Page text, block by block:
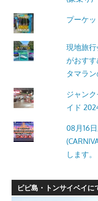
プーケ
現地旅
がおす
タマラ
ジャン
イド
08月16
します。
ピピ島・トンサイベイ